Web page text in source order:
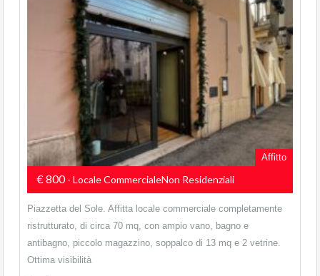
Affitto
€ 800- Locale CommercialeNon Residenziali
Piazzetta del Sole. Affitta locale commerciale completamente
ristrutturato, di circa 70 mq, con ampio vano, bagno e
antibagno, piccolo magazzino, soppalco di 13 mq e 2 vetrine.
Ottima visibilità